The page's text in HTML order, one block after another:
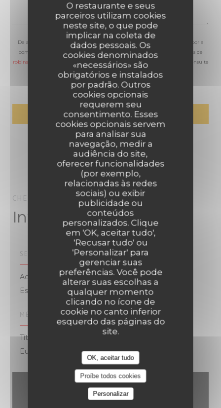
O restaurante e seus
parceiros utilizam cookies
neste site, o que pode
implicar na coleta de
dados pessoais. Os
cookies denominados
«necessários» são
obrigatórios e instalados
por padrão. Outros
cookies opcionais
requerem seu
consentimento. Esses
cookies opcionais servem
para analisar sua
navegação, medir a
audiência do site,
oferecer funcionalidades
(por exemplo,
relacionadas às redes
sociais) ou exibir
publicidade ou
conteúdos
personalizados. Clique
em 'OK, aceitar tudo',
'Recusar tudo' ou
'Personalizar' para
gerenciar suas
preferências. Você pode
alterar suas escolhas a
qualquer momento
clicando no ícone de
cookie no canto inferior
esquerdo das páginas do
site.
OK, aceitar tudo
Proíbe todos cookies
Personalizar
De acordo com a legislação de proteção de dados, tem o direito de se opor a
comunicações de marketing. Pode registar-se na Lista Robinson através de
robinson.pt
. Para mais informações sobre o tratamento dos seus dados, consulte
a nossapolítica de privacidade
CHEZ PIA TOURS
Informações gerais
SERVIÇOS
Acesso para pessoas com mobilidade reduzida,
Esplanada
MÉTODOS DE PAGAMENTO
Títulos de restaurante, Pagamento sem contato,
Eurocard/Mastercard, Visa, Cheques, Cartão Azul